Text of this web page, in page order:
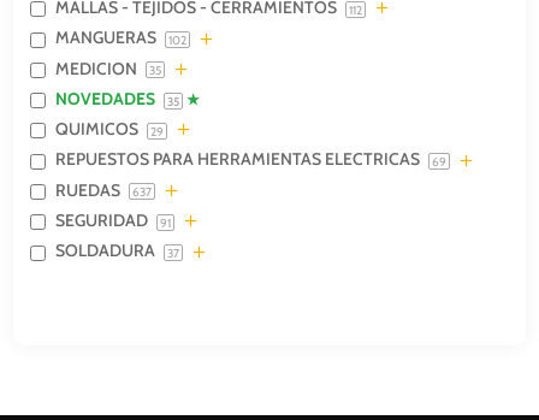
MALLAS - TEJIDOS - CERRAMIENTOS 112
MANGUERAS 102
MEDICION 35
NOVEDADES 35
QUIMICOS 29
REPUESTOS PARA HERRAMIENTAS ELECTRICAS 69
RUEDAS 637
SEGURIDAD 91
SOLDADURA 37